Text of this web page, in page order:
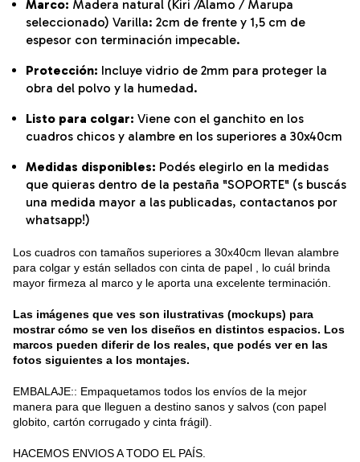
Marco: Madera natural (Kiri /Alamo / Marupa
seleccionado) Varilla: 2cm de frente y 1,5 cm de
espesor con terminación impecable.
Protección: Incluye vidrio de 2mm para proteger la
obra del polvo y la humedad.
Listo para colgar: Viene con el ganchito en los
cuadros chicos y alambre en los superiores a 30x40cm
Medidas disponibles: Podés elegirlo en la medidas
que quieras dentro de la pestaña "SOPORTE" (s buscás
una medida mayor a las publicadas, contactanos por
whatsapp!)
Los cuadros con tamaños superiores a 30x40cm llevan alambre
para colgar y están sellados con cinta de papel , lo cuál brinda
mayor firmeza al marco y le aporta una excelente terminación.
Las imágenes que ves son ilustrativas (mockups) para
mostrar cómo se ven los diseños en distintos espacios. Los
marcos pueden diferir de los reales, que podés ver en las
fotos siguientes a los montajes.
EMBALAJE:: Empaquetamos todos los envíos de la mejor
manera para que lleguen a destino sanos y salvos (con papel
globito, cartón corrugado y cinta frágil).
HACEMOS ENVIOS A TODO EL PAÍS.